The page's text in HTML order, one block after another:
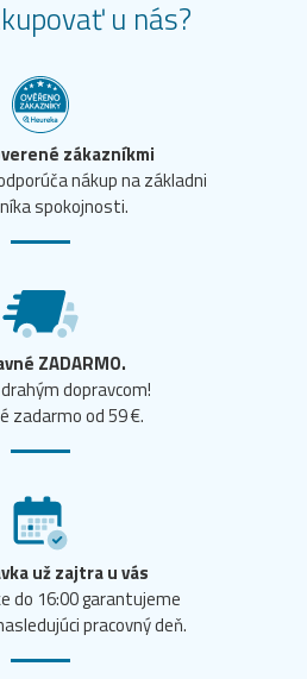
u nás?
zákazníkmi
nákup na základni
spokojnosti.
ZADARMO.
dopravcom!
zadarmo od 59 €.
už zajtra u vás
do 16:00 garantujeme
pracovný deň.